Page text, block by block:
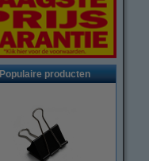
Populaire producten